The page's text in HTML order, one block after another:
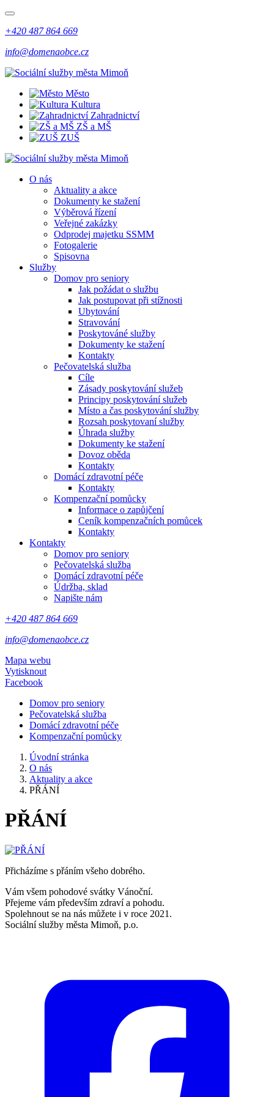
+420 487 864 669
info@domenaobce.cz
Město
Kultura
Zahradnictví
ZŠ a MŠ
ZUŠ
O nás
Aktuality a akce
Dokumenty ke stažení
Výběrová řízení
Veřejné zakázky
Odprodej majetku SSMM
Fotogalerie
Spisovna
Služby
Domov pro seniory
Jak požádat o službu
Jak postupovat při stížnosti
Ubytování
Stravování
Poskytováné služby
Dokumenty ke stažení
Kontakty
Pečovatelská služba
Cíle
Zásady poskytování služeb
Principy poskytování služeb
Místo a čas poskytování služby
Rozsah poskytovaní služby
Úhrada služby
Dokumenty ke stažení
Dovoz oběda
Kontakty
Domácí zdravotní péče
Kontakty
Kompenzační pomůcky
Informace o zapůjčení
Ceník kompenzačních pomůcek
Kontakty
Kontakty
Domov pro seniory
Pečovatelská služba
Domácí zdravotní péče
Údržba, sklad
Napište nám
+420 487 864 669
info@domenaobce.cz
Mapa webu
Vytisknout
Facebook
Domov pro seniory
Pečovatelská služba
Domácí zdravotní péče
Kompenzační pomůcky
Úvodní stránka
O nás
Aktuality a akce
PŘÁNÍ
PŘÁNÍ
Přicházíme s přáním všeho dobrého.
Vám všem pohodové svátky Vánoční.
Přejeme vám především zdraví a pohodu.
Spolehnout se na nás můžete i v roce 2021.
Sociální služby města Mimoň, p.o.